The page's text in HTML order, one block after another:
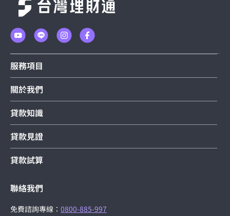
服務項目
關於我們
貸款知識
貸款見證
貸款試算
聯絡我們
免費諮詢專線： 0800-885-997